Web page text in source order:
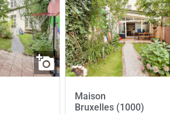
Maison
Bruxelles (1000)